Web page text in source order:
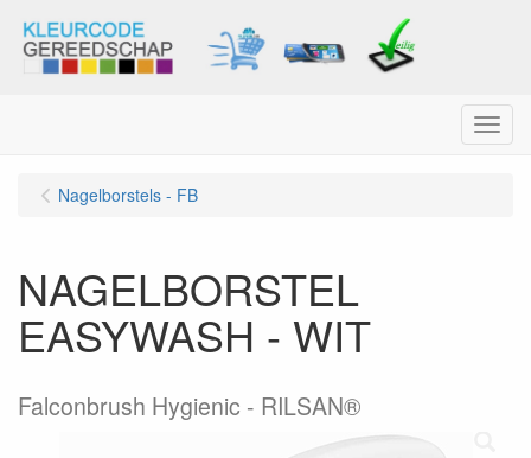
Menu
Nagelborstels - FB
NAGELBORSTEL
EASYWASH - WIT
Falconbrush Hygienic - RILSAN®